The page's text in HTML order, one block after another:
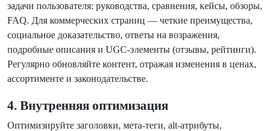
задачи пользователя: руководства, сравнения, кейсы, обзоры,
FAQ. Для коммерческих страниц — четкие преимущества,
социальное доказательство, ответы на возражения,
подробные описания и UGC-элементы (отзывы, рейтинги).
Регулярно обновляйте контент, отражая изменения в ценах,
ассортименте и законодательстве.
4. Внутренняя оптимизация
Оптимизируйте заголовки, мета-теги, alt-атрибуты,